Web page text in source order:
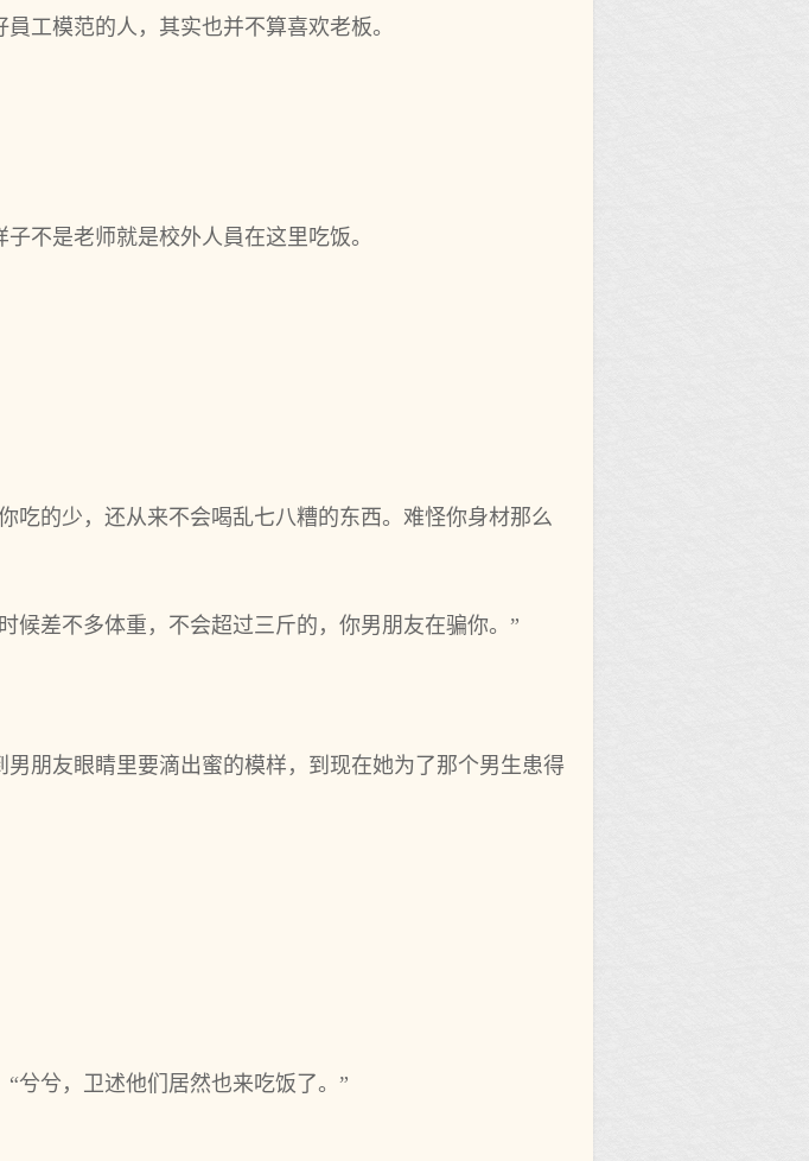
工模范的人，其实也并不算喜欢老板。
不是老师就是校外人員在这里吃饭。
吃的少，还从来不会喝乱七八糟的东西。难怪你身材那么
候差不多体重，不会超过三斤的，你男朋友在骗你。”
朋友眼睛里要滴出蜜的模样，到现在她为了那个男生患得
兮兮，卫述他们居然也来吃饭了。”